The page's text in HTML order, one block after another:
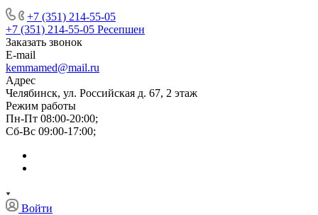
+7 (351) 214-55-05
+7 (351) 214-55-05 Ресепшен
Заказать звонок
E-mail
kemmamed@mail.ru
Адрес
Челябинск, ул. Российская д. 67, 2 этаж
Режим работы
Пн-Пт 08:00-20:00;
Сб-Вс 09:00-17:00;
Войти